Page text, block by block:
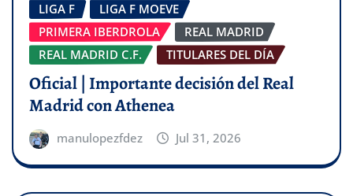
LIGA F
LIGA F MOEVE
PRIMERA IBERDROLA
REAL MADRID
REAL MADRID C.F.
TITULARES DEL DÍA
Oficial | Importante decisión del Real
Madrid con Athenea
manulopezfdez Jul 31, 2026